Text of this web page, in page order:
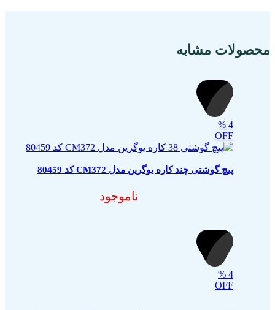
محصولات مشابه
4
%
OFF
پیچ گوشتی چند کاره یوگرین مدل CM372 کد 80459
ناموجود
4
%
OFF